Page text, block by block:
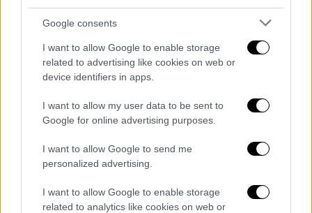
Google consents
I want to allow Google to enable storage
related to advertising like cookies on web or
device identifiers in apps.
I want to allow my user data to be sent to
Google for online advertising purposes.
I want to allow Google to send me
personalized advertising.
I want to allow Google to enable storage
related to analytics like cookies on web or
ΕΛΛΑΔΑ(Θοδωρής Βλάχος): Ζερδεβάς,
Γενηδουνιάς 1, Σκουμπάκης 2, Καπότσης,
Φουντούλης 3, Παπαναστασίου 2, Δερβίσης
1, Αργυρόπουλος 2, Μουρίκης, Κολόμβος,
ΙΣΠΑΝΙΑ(Νταβίντ Μαρτίν): Λόπεθ, Μουνάριθ
Λαρούμπε, Μπαρόσο 2, Φερνάντεζ 1,
1, Αγκίρε